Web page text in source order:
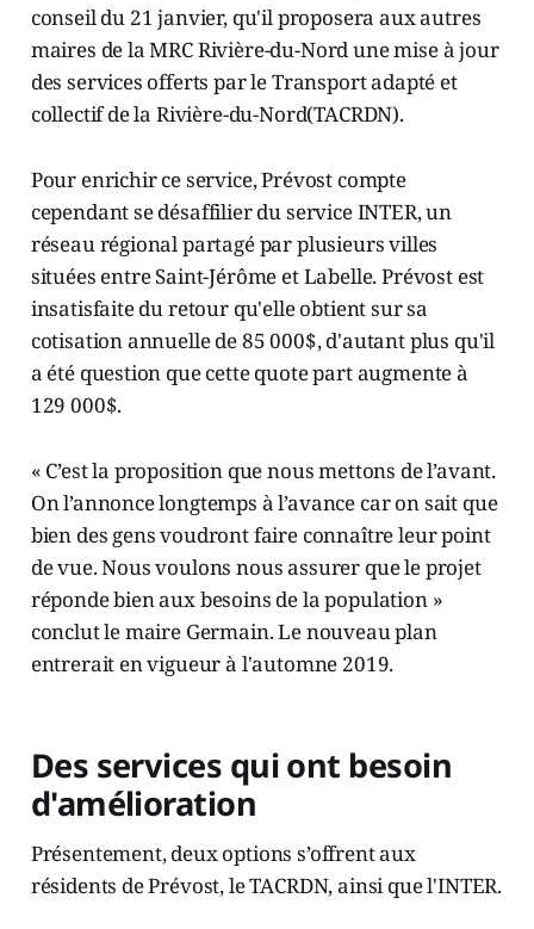
conseil du 21 janvier, qu'il proposera aux autres
maires de la MRC Rivière-du-Nord une mise à jour
des services offerts par le Transport adapté et
collectif de la Rivière-du-Nord(TACRDN).
Pour enrichir ce service, Prévost compte
cependant se désaffilier du service INTER, un
réseau régional partagé par plusieurs villes
situées entre Saint-Jérôme et Labelle. Prévost est
insatisfaite du retour qu'elle obtient sur sa
cotisation annuelle de 85 000$, d'autant plus qu'il
a été question que cette quote part augmente à
129 000$.
« C’est la proposition que nous mettons de l’avant.
On l’annonce longtemps à l’avance car on sait que
bien des gens voudront faire connaître leur point
de vue. Nous voulons nous assurer que le projet
réponde bien aux besoins de la population »
conclut le maire Germain. Le nouveau plan
entrerait en vigueur à l'automne 2019.
Des services qui ont besoin
d'amélioration
Présentement, deux options s’offrent aux
résidents de Prévost, le TACRDN, ainsi que l'INTER.